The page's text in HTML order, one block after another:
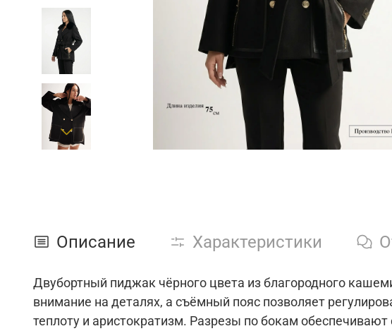
Описание Характеристики
Двубортный пиджак чёрного цвета из благородного
внимание на деталях, а съёмный пояс позволяет
теплоту и аристократизм. Разрезы по бокам